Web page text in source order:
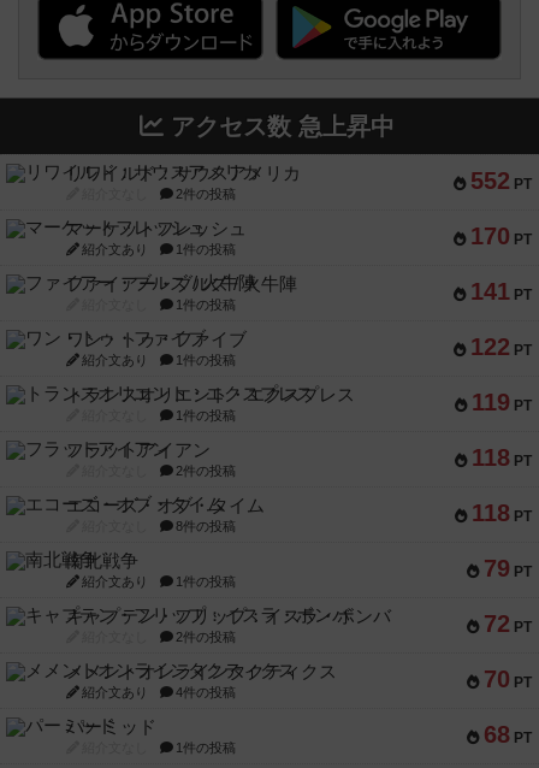
アクセス数 急上昇中
552 PT
リワイルド：サウスアメリカ
2件の投稿
170 PT
マーケットフレッシュ
紹介文あり 1件の投稿
141 PT
ファイアー・ブルズ / 火牛陣
1件の投稿
122 PT
ワン・トゥ・ファイブ
紹介文あり 1件の投稿
119 PT
トランスオリエント・エクスプレス
1件の投稿
118 PT
フラットアイアン
2件の投稿
118 PT
エコーズ・オブ・タイム
8件の投稿
79 PT
南北戦争
紹介文あり 1件の投稿
72 PT
キャプテン・フリップ：イスラ・ボンバ
2件の投稿
70 PT
メメントオンラインタクティクス
紹介文あり 4件の投稿
68 PT
パーミッド
1件の投稿